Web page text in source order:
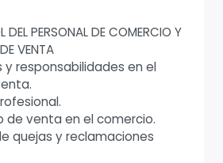
DEL PERSONAL DE COMERCIO Y
VENTA
y responsabilidades en el
de venta en el comercio.
quejas y reclamaciones